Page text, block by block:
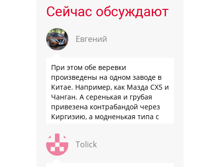
Сейчас обсуждают
Евгений
При этом обе веревки
произведены на одном заводе в
Китае. Например, как Мазда СХ5 и
Чанган. А серенькая и грубая
привезена контрабандой через
Киргизию, а модненькая типа с
Tolick